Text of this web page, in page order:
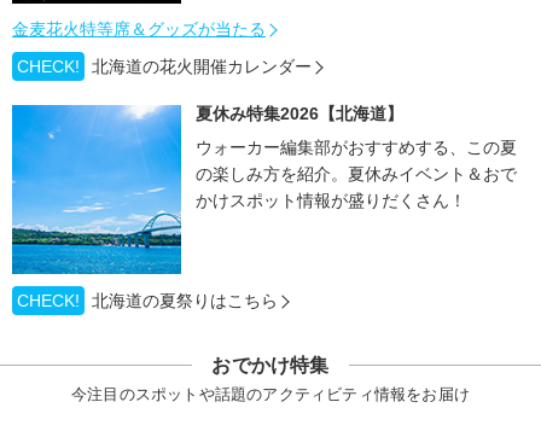
金麦花火特等席＆グッズが当たる
CHECK!
北海道の花火開催カレンダー
夏休み特集2026【北海道】
ウォーカー編集部がおすすめする、この夏
の楽しみ方を紹介。夏休みイベント＆おで
かけスポット情報が盛りだくさん！
CHECK! 北海道の夏祭りはこちら
おでかけ特集
今注目のスポットや話題のアクティビティ情報をお届け